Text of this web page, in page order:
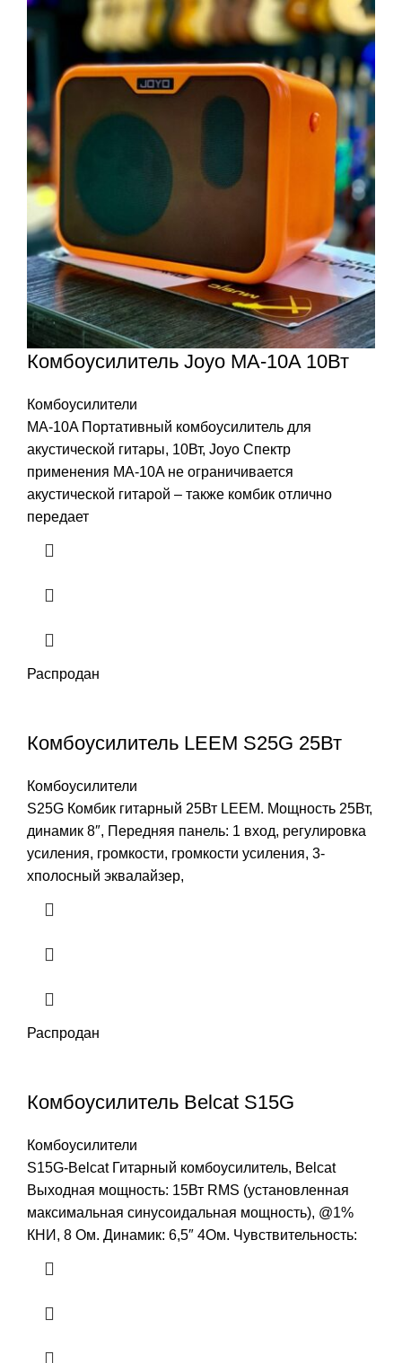
Комбоусилитель Joyo MA-10A 10Вт
Комбоусилители
MA-10A Портативный комбоусилитель для
акустической гитары, 10Вт, Joyo Спектр
применения MA-10A не ограничивается
акустической гитарой – также комбик отлично
передает
Распродан
Комбоусилитель LEEM S25G 25Вт
Комбоусилители
S25G Комбик гитарный 25Вт LEEM. Мощность 25Вт,
динамик 8″, Передняя панель: 1 вход, регулировка
усиления, громкости, громкости усиления, 3-
хполосный эквалайзер,
Распродан
Комбоусилитель Belcat S15G
Комбоусилители
S15G-Belcat Гитарный комбоусилитель, Belcat
Выходная мощность: 15Вт RMS (установленная
максимальная синусоидальная мощность), @1%
КНИ, 8 Ом. Динамик: 6,5″ 4Ом. Чувствительность: